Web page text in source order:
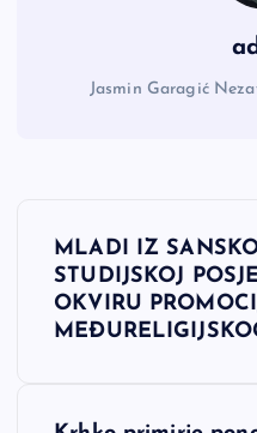
Jasmin Garagić
NMLADI IZ
STUDIJSKOJ
OKVIRU